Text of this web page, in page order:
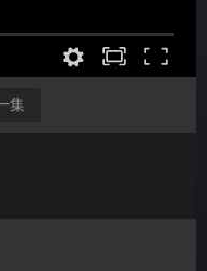
集